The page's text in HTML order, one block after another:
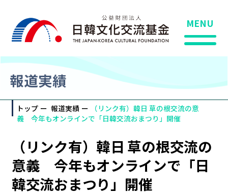
MENU
報道実績
トップ 報道実績
（リンク有）韓日 草の根交流の意
義 今年もオンラインで「日韓交流おまつり」開催
（リンク有）韓日 草の根交流の
意義 今年もオンラインで「日
韓交流おまつり」開催